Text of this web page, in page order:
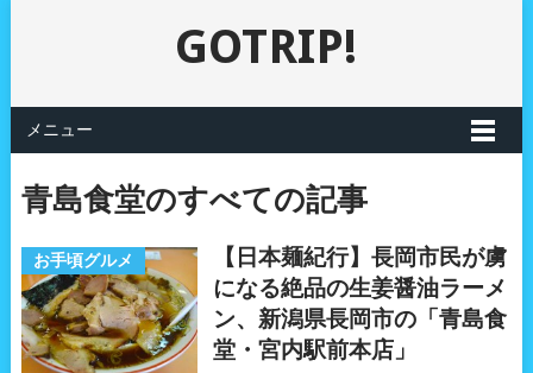
GOTRIP!
メニュー
青島食堂のすべての記事
お手頃グルメ
【日本麺紀行】長岡市民が虜
になる絶品の生姜醤油ラーメ
ン、新潟県長岡市の「青島食
堂・宮内駅前本店」